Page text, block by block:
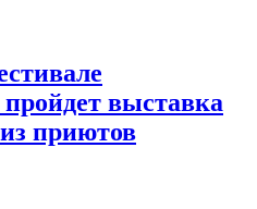
выставка
приютов